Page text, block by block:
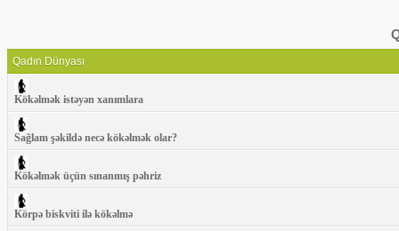
Qadın Dünyası
Kökəlmək istəyən xanımlara
Sağlam şəkildə necə kökəlmək olar?
Kökəlmək üçün sınanmış pəhriz
Körpə biskviti ilə kökəlmə